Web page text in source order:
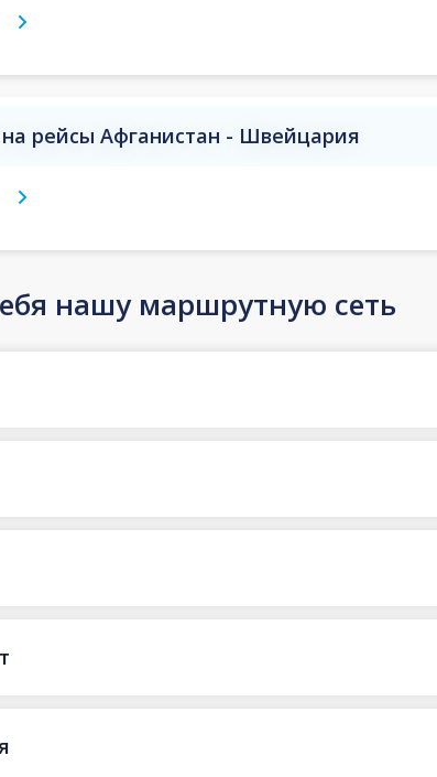
рейсы Афганистан - Швейцария
нашу маршрутную сеть